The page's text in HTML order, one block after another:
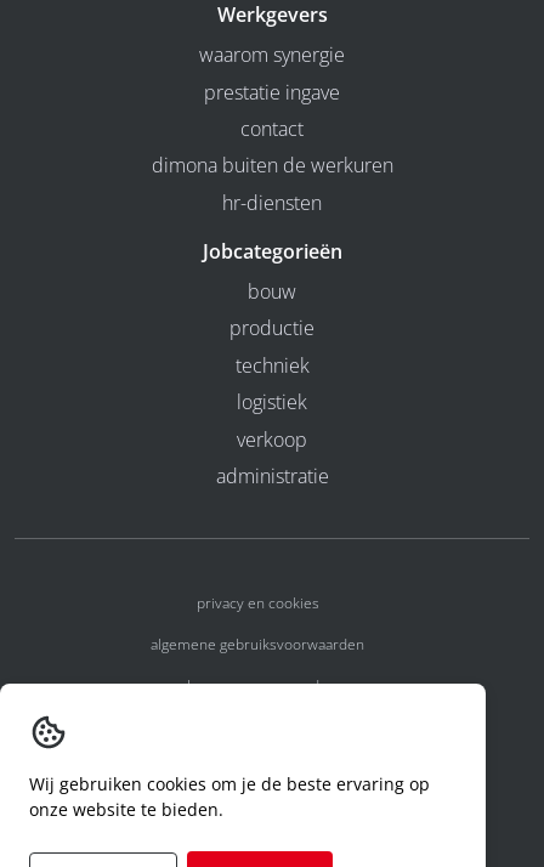
Werkgevers
waarom synergie
prestatie ingave
contact
dimona buiten de werkuren
hr-diensten
Jobcategorieën
bouw
productie
techniek
logistiek
verkoop
administratie
privacy en cookies
algemene gebruiksvoorwaarden
algemene voorwaarden
code of conduct
aanvraag rechten ivm privacy
Wij gebruiken cookies om je de beste ervaring op
onze website te bieden.